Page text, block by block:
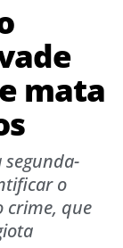
mata
segunda-
o
crime, que